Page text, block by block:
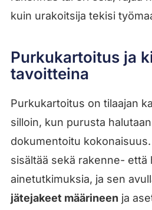
kuin urakoitsija tekisi
Purkukartoitus ja
tavoitteina
Purkukartoitus on tilaajan
silloin, kun purusta
dokumentoitu
sisältää sekä rakenne- että
ainetutkimuksia, ja sen
jätejakeet määrineen ja